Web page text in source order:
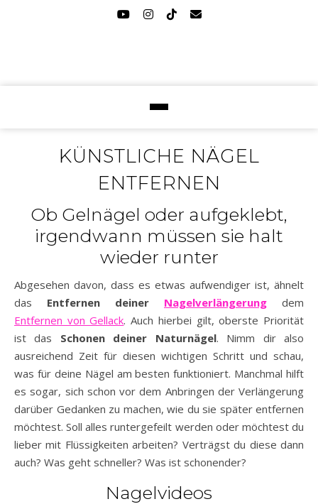
KÜNSTLICHE NÄGEL
ENTFERNEN
Ob Gelnägel oder aufgeklebt,
irgendwann müssen sie halt
wieder runter
Abgesehen davon, dass es etwas aufwendiger ist, ähnelt
das Entfernen deiner Nagelverlängerung dem
Entfernen von Gellack. Auch hierbei gilt, oberste Priorität
ist das Schonen deiner Naturnägel. Nimm dir also
ausreichend Zeit für diesen wichtigen Schritt und schau,
was für deine Nägel am besten funktioniert. Manchmal hilft
es sogar, sich schon vor dem Anbringen der Verlängerung
darüber Gedanken zu machen, wie du sie später entfernen
möchtest. Soll alles runtergefeilt werden oder möchtest du
lieber mit Flüssigkeiten arbeiten? Verträgst du diese dann
auch? Was geht schneller? Was ist schonender?
Nagelvideos